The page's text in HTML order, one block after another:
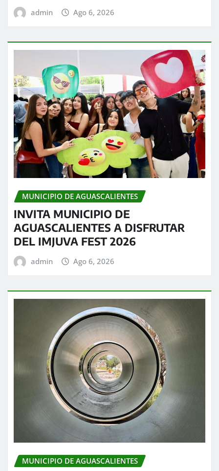
admin Ago 6, 2026
MUNICIPIO DE AGUASCALIENTES
INVITA MUNICIPIO DE
AGUASCALIENTES A DISFRUTAR
DEL IMJUVA FEST 2026
admin Ago 6, 2026
MUNICIPIO DE AGUASCALIENTES